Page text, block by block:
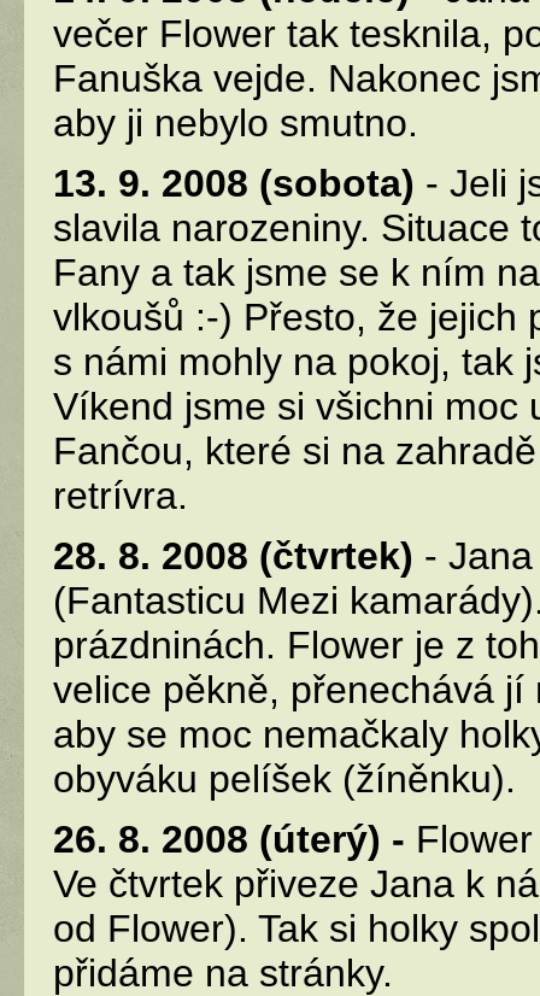
večer Flower tak tesknila,
Fanuška vejde. Nakonec
aby ji nebylo smutno.
13. 9. 2008 (sobota) - Jeli
slavila narozeniny. Situace
Fany a tak jsme se k ním
vlkoušů :-) Přesto, že jejich
s námi mohly na pokoj, tak
Víkend jsme si všichni moc
Fančou, které si na
retrívra.
28. 8. 2008 (čtvrtek) -
(Fantasticu Mezi
prázdninách. Flower je z
velice pěkně, přenechává
aby se moc nemačkaly
obyváku pelíšek (žíněnku).
26. 8. 2008 (úterý) -
Ve čtvrtek přiveze Jana k
od Flower). Tak si holky
přidáme na stránky.